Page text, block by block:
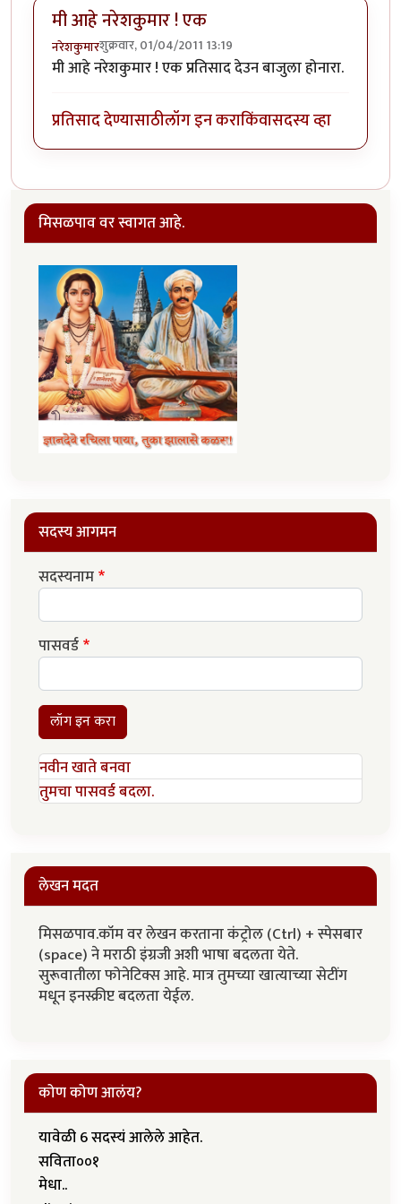
मी आहे नरेशकुमार ! एक
नरेशकुमारशुक्रवार, 01/04/2011 13:19
मी आहे नरेशकुमार ! एक प्रतिसाद देउन बाजुला होनारा.
प्रतिसाद देण्यासाठीलॉग इन कराकिंवासदस्य व्हा
मिसळपाव वर स्वागत आहे.
सदस्य आगमन
सदस्यनाम
पासवर्ड
लॉग इन करा
नवीन खाते बनवा
तुमचा पासवर्ड बदला.
लेखन मदत
मिसळपाव.कॉम वर लेखन करताना कंट्रोल (Ctrl) + स्पेसबार
(space) ने मराठी इंग्रजी अशी भाषा बदलता येते.
सुरूवातीला फोनेटिक्स आहे. मात्र तुमच्या खात्याच्या सेटींग
मधून इनस्क्रीप्ट बदलता येईल.
कोण कोण आलंय?
यावेळी 6 सदस्यं आलेले आहेत.
सविता००१
मेधा..